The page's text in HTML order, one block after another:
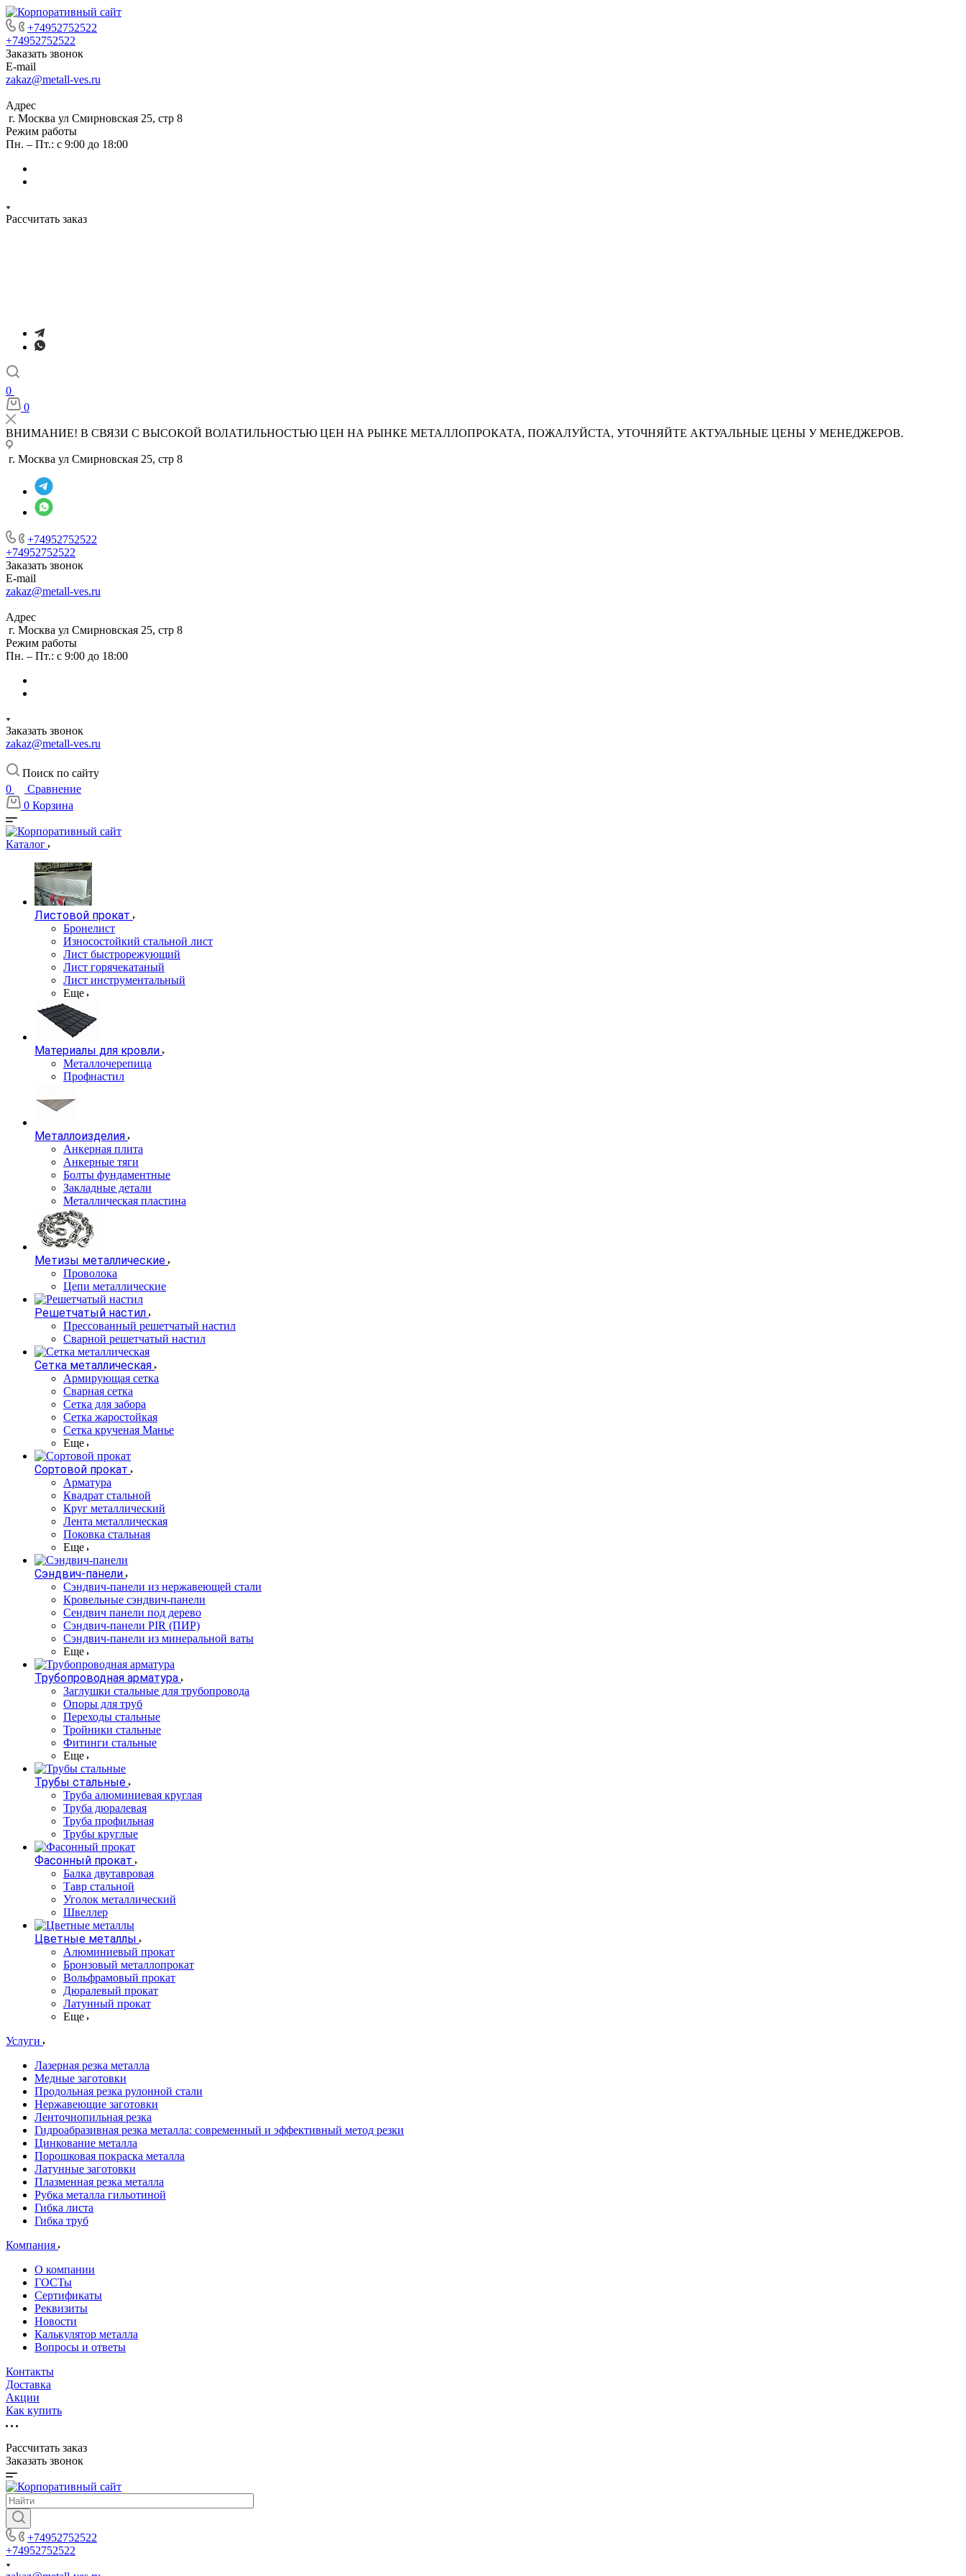
+74952752522
+74952752522
Заказать звонок
E-mail
zakaz@metall-ves.ru
Адрес
г. Москва ул Смирновская 25, стр 8
Режим работы
Пн. – Пт.: с 9:00 до 18:00
Рассчитать заказ
0
0
ВНИМАНИЕ! В СВЯЗИ С ВЫСОКОЙ ВОЛАТИЛЬНОСТЬЮ ЦЕН НА РЫНКЕ МЕТАЛЛОПРОКАТА, ПОЖАЛУЙСТА, УТОЧНЯЙТЕ АКТУАЛЬНЫЕ ЦЕНЫ У МЕНЕДЖЕРОВ.
г. Москва ул Смирновская 25, стр 8
+74952752522
+74952752522
Заказать звонок
E-mail
zakaz@metall-ves.ru
Адрес
г. Москва ул Смирновская 25, стр 8
Режим работы
Пн. – Пт.: с 9:00 до 18:00
Заказать звонок
zakaz@metall-ves.ru
Поиск по сайту
0
Сравнение
0 Корзина
Каталог
Листовой прокат
Бронелист
Износостойкий стальной лист
Лист быстрорежующий
Лист горячекатаный
Лист инструментальный
Еще
Материалы для кровли
Металлочерепица
Профнастил
Металлоизделия
Анкерная плита
Анкерные тяги
Болты фундаментные
Закладные детали
Металлическая пластина
Метизы металлические
Проволока
Цепи металлические
Решетчатый настил
Прессованный решетчатый настил
Сварной решетчатый настил
Сетка металлическая
Армирующая сетка
Сварная сетка
Сетка для забора
Сетка жаростойкая
Сетка крученая Манье
Еще
Сортовой прокат
Арматура
Квадрат стальной
Круг металлический
Лента металлическая
Поковка стальная
Еще
Сэндвич-панели
Cэндвич-панели из нержавеющей стали
Кровельные сэндвич-панели
Сендвич панели под дерево
Сэндвич-панели PIR (ПИР)
Сэндвич-панели из минеральной ваты
Еще
Трубопроводная арматура
Заглушки стальные для трубопровода
Опоры для труб
Переходы стальные
Тройники стальные
Фитинги стальные
Еще
Трубы стальные
Труба алюминиевая круглая
Труба дюралевая
Труба профильная
Трубы круглые
Фасонный прокат
Балка двутавровая
Тавр стальной
Уголок металлический
Швеллер
Цветные металлы
Алюминиевый прокат
Бронзовый металлопрокат
Вольфрамовый прокат
Дюралевый прокат
Латунный прокат
Еще
Услуги
Лазерная резка металла
Медные заготовки
Продольная резка рулонной стали
Нержавеющие заготовки
Ленточнопильная резка
Гидроабразивная резка металла: современный и эффективный метод резки
Цинкование металла
Порошковая покраска металла
Латунные заготовки
Плазменная резка металла
Рубка металла гильотиной
Гибка листа
Гибка труб
Компания
О компании
ГОСТы
Сертификаты
Реквизиты
Новости
Калькулятор металла
Вопросы и ответы
Контакты
Доставка
Акции
Как купить
Рассчитать заказ
Заказать звонок
+74952752522
+74952752522